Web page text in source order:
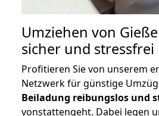
Umziehen von
sicher und stressfrei
Profitieren Sie von unserem
Netzwerk für günstige
Beiladung reibungslos und
vonstattengeht. Dabei legen